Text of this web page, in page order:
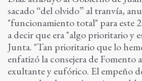
sacado “del olvido” al tranvía,
"funcionamiento total" para este
a decir que era "algo prioritario y
Junta. "Tan prioritario que lo
enfatizó la consejera de Fomento
exultante y eufórico. El empeño